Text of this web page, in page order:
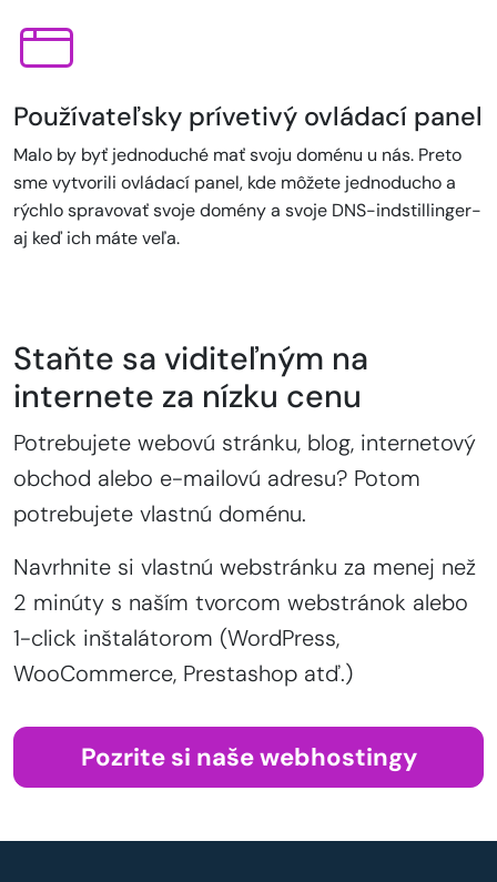
Používateľsky prívetivý ovládací panel
Malo by byť jednoduché mať svoju doménu u nás. Preto
sme vytvorili ovládací panel, kde môžete jednoducho a
rýchlo spravovať svoje domény a svoje DNS-indstillinger-
aj keď ich máte veľa.
Staňte sa viditeľným na
internete za nízku cenu
Potrebujete webovú stránku, blog, internetový
obchod alebo e-mailovú adresu? Potom
potrebujete vlastnú doménu.
Navrhnite si vlastnú webstránku za menej než
2 minúty s naším tvorcom webstránok alebo
1-click inštalátorom (WordPress,
WooCommerce, Prestashop atď.)
Pozrite si naše webhostingy